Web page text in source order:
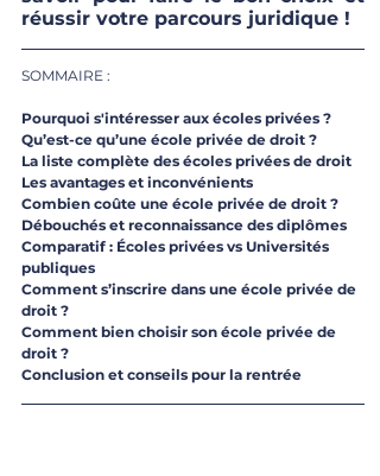
réussir votre parcours juridique !
SOMMAIRE :
Pourquoi s'intéresser aux écoles privées ?
Qu’est-ce qu’une école privée de droit ?
La liste complète des écoles privées de droit
Les avantages et inconvénients
Combien coûte une école privée de droit ?
Débouchés et reconnaissance des diplômes
Comparatif : Écoles privées vs Universités
publiques
Comment s’inscrire dans une école privée de
droit ?
Comment bien choisir son école privée de
droit ?
Conclusion et conseils pour la rentrée